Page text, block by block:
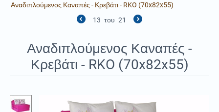
Αναδιπλούμενος Καναπές - Κρεβάτι - RKO (70x82x55)
13 του 21
Αναδιπλούμενος Καναπές -
Κρεβάτι - RKO (70x82x55)